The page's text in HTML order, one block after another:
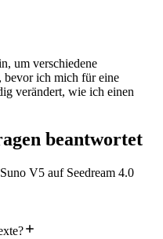
um verschiedene
bevor ich mich für eine
verändert, wie ich einen
beantwortet
V5 auf Seedream 4.0